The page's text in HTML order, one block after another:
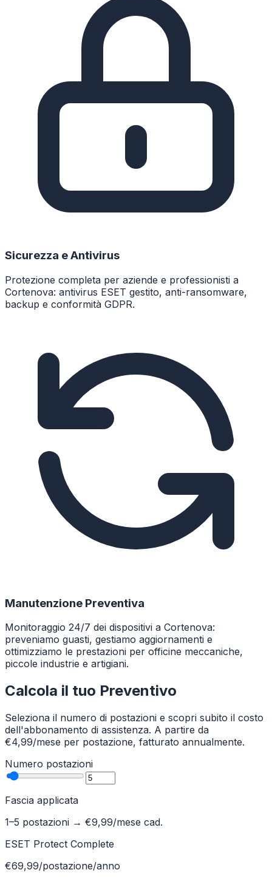
Sicurezza e Antivirus
Protezione completa per aziende e professionisti a
Cortenova: antivirus ESET gestito, anti-ransomware,
backup e conformità GDPR.
Manutenzione Preventiva
Monitoraggio 24/7 dei dispositivi a Cortenova:
preveniamo guasti, gestiamo aggiornamenti e
ottimizziamo le prestazioni per officine meccaniche,
piccole industrie e artigiani.
Calcola il tuo Preventivo
Seleziona il numero di postazioni e scopri subito il costo
dell'abbonamento di assistenza. A partire da
€4,99/mese per postazione, fatturato annualmente.
Numero postazioni
Fascia applicata
1–5 postazioni → €9,99/mese cad.
ESET Protect Complete
€69,99/postazione/anno